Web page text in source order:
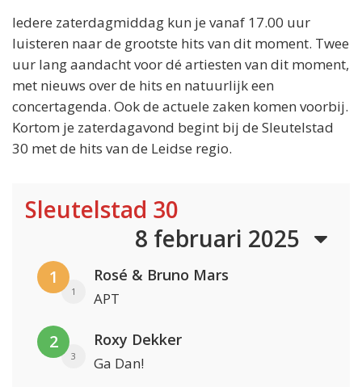
Iedere zaterdagmiddag kun je vanaf 17.00 uur
luisteren naar de grootste hits van dit moment. Twee
uur lang aandacht voor dé artiesten van dit moment,
met nieuws over de hits en natuurlijk een
concertagenda. Ook de actuele zaken komen voorbij.
Kortom je zaterdagavond begint bij de Sleutelstad
30 met de hits van de Leidse regio.
Sleutelstad 30
8 februari 2025
1
1
Rosé & Bruno Mars
APT
2
3
Roxy Dekker
Ga Dan!